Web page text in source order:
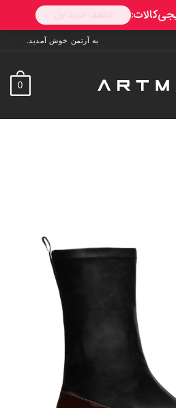
به آرتمن خوش آمدید. ارسال به سراسر ایران. 7 روز فرصت تست در
0